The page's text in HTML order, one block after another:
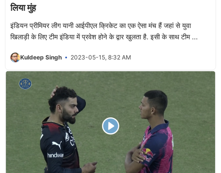
लिया मुंह
इंडियन प्रीमियर लीग यानी आईपीएल क्रिकेट का एक ऐसा मंच हैं जहां से युवा
खिलाड़ी के लिए टीम इंडिया में प्रवेश होने के द्वार खुलता है. इसी के साथ टीम ...
Kuldeep Singh 2023-05-15, 8:32 AM